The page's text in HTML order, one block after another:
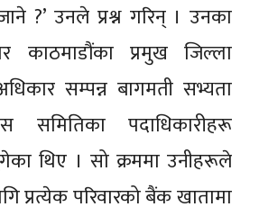
?’ उनले प्रश्न गरिन् । उनका
काठमाडौंका प्रमुख जिल्ला
सम्पन्न बागमती सभ्यता
समितिका पदाधिकारीहरू
थिए । सो क्रममा उनीहरूले
प्रत्येक परिवारको बैंक खातामा